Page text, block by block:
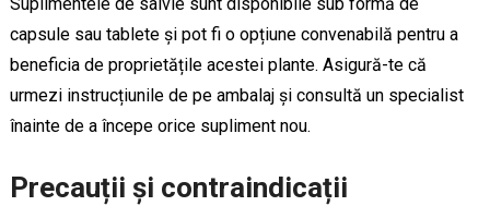
capsule sau tablete și pot fi o opțiune convenabilă pentru a
beneficia de proprietățile acestei plante. Asigură-te că
urmezi instrucțiunile de pe ambalaj și consultă un specialist
înainte de a începe orice supliment nou.
Precauții și contraindicații